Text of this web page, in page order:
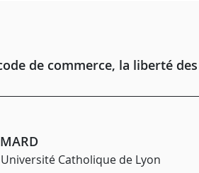
de commerce, la liberté
Catholique de Lyon